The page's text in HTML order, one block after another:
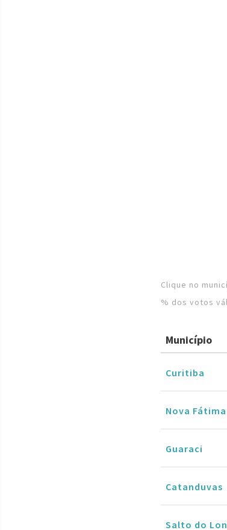
Clique no
% dos votos
Município
Curitiba
Nova Fátima
Guaraci
Catanduvas
Salto do